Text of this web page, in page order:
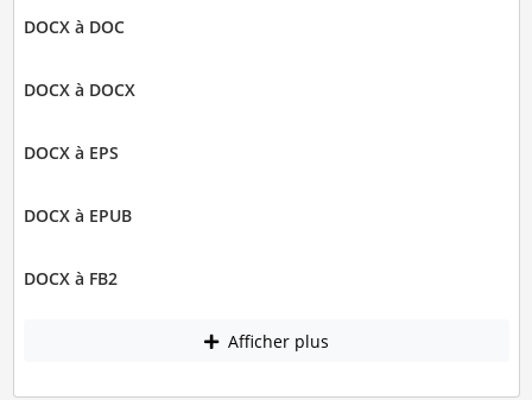
DOCX à DOC
DOCX à DOCX
DOCX à EPS
DOCX à EPUB
DOCX à FB2
Afficher plus